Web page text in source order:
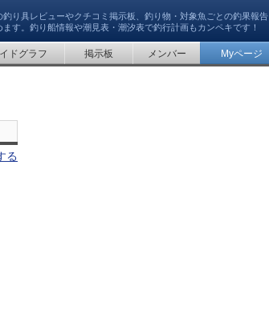
釣り具レビューやクチコミ掲示板、釣り物・対象魚ごとの釣果報告
す。釣り船情報や潮見表・潮汐表で釣行計画もカンペキです！
ドグラフ 掲示板 メンバー Myページ
る